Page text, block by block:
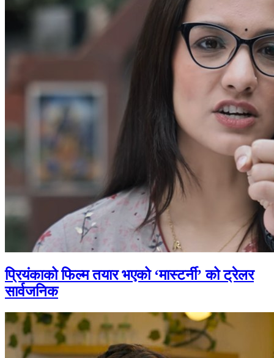
प्रियंकाको फिल्म तयार भएको ‘मास्टर्नी’ को ट्रेलर
सार्वजनिक